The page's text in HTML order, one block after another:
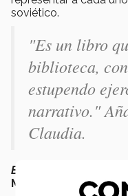
soviético.
"Es un libro
biblioteca,
estupendo
narrativo."
Claudia.
El amor en los tiempos
Márquez.